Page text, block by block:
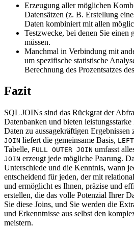
Erzeugung aller möglichen
Datensätzen (z. B. Erstellung
Daten kombiniert mit allen
Testzwecke, bei denen Sie einen
müssen.
Manchmal in Verbindung mit
um spezifische statistische
Berechnung des Prozentsatzes
Fazit
SQL JOINs sind das Rückgrat der
Datenbanken und bieten
Daten zu aussagekräftigen Ergebnissen
JOIN liefert die gemeinsame Basis,
Tabelle, FULL OUTER JOIN umfasst
JOIN erzeugt jede mögliche Paarung.
Unterschiede und die Kenntnis, wann
entscheidend für jeden, der mit
und ermöglicht es Ihnen, präzise und
erstellen, die das volle Potenzial Ihrer
Sie diese Joins, und Sie werden die
und Erkenntnisse aus selbst den
meistern.